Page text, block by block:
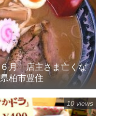
６月 店主さま亡くな
柏市豊住
10 views